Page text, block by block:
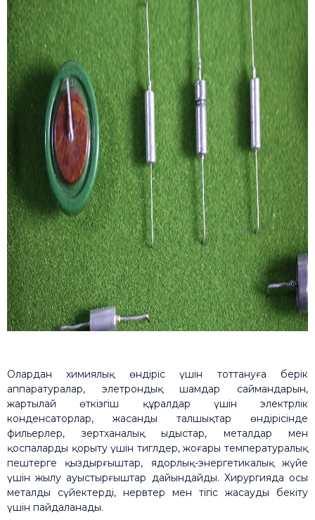
Олардан химиялық өндіріс үшін тоттануға берік
аппаратуралар, элетрондық шамдар саймандарын,
жартылай өткізгіш құралдар үшін электрлік
конденсаторлар, жасанды талшықтар өндірісінде
фильерлер, зертханалық ыдыстар, металдар мен
қоспаларды қорыту үшін тиглдер, жоғары температуралық
пештерге қыздырғыштар, ядорлық-энергетикалық жүйе
үшін жылу ауыстырғыштар дайындайды. Хирургияда осы
металды сүйектерді, нервтер мен тігіс жасауды бекіту
үшін пайдаланады.